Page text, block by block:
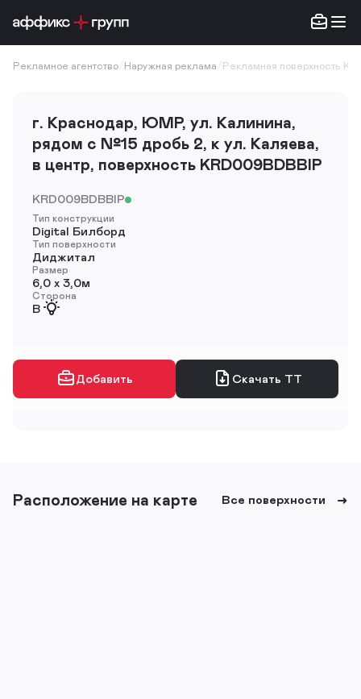
Рекламное агентство Наружная реклама Рекламная поверхность
г. Краснодар, ЮМР, ул. Калинина,
рядом с №15 дробь 2, к ул. Каляева,
в центр, поверхность KRD009BDBBIP
KRD009BDBBIP
Тип конструкции
Digital Билборд
Тип поверхности
Диджитал
Размер
6,0 х 3,0м
Сторона
B
Добавить Скачать ТТ
Расположение на карте Все поверхности